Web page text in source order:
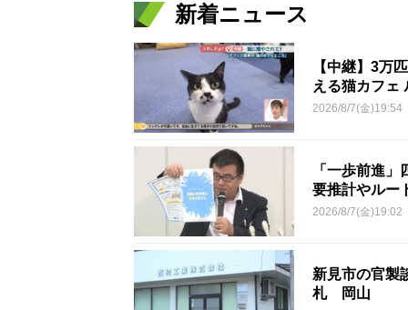
新着ニュース
【中継】3万
える猫カフェ
2026/8/7(金)19:54
「一歩前進
要推計やルー
2026/8/7(金)19:02
新見市の官製
札 岡山